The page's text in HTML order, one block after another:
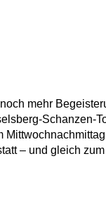
mehr
Schanzen-
– und gleich